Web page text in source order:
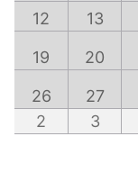
12
13
19 20
26 27
2
3